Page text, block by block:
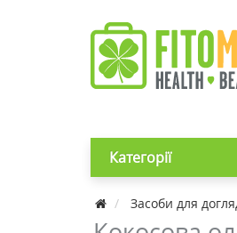
Категорії
Засоби для